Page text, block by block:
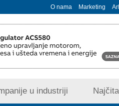
O nama Marketing
u industriji